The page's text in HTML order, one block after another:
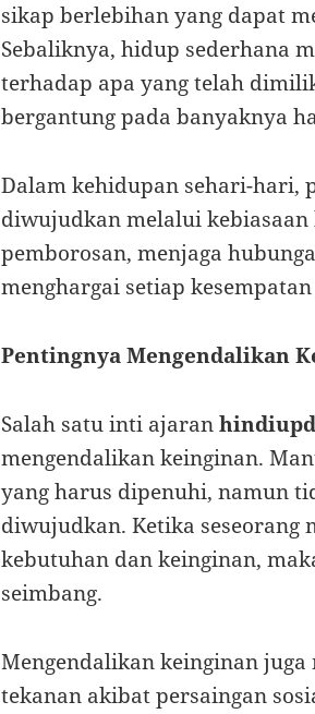
sikap berlebihan yang dapat
Sebaliknya, hidup sederhana
terhadap apa yang telah
bergantung pada banyaknya
Dalam kehidupan sehari-hari,
diwujudkan melalui
pemborosan, menjaga
menghargai setiap
Pentingnya Mengendalikan
Salah satu inti ajaran
mengendalikan keinginan.
yang harus dipenuhi, namun
diwujudkan. Ketika seseorang
kebutuhan dan keinginan,
seimbang.
Mengendalikan keinginan
tekanan akibat persaingan